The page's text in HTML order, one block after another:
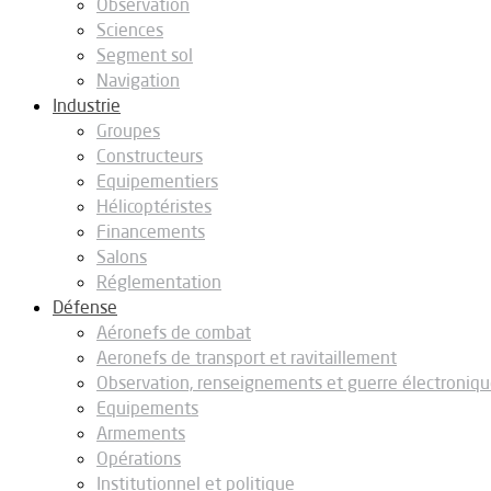
Observation
Sciences
Segment sol
Navigation
Industrie
Groupes
Constructeurs
Equipementiers
Hélicoptéristes
Financements
Salons
Réglementation
Défense
Aéronefs de combat
Aeronefs de transport et ravitaillement
Observation, renseignements et guerre
Equipements
Armements
Opérations
Institutionnel et politique